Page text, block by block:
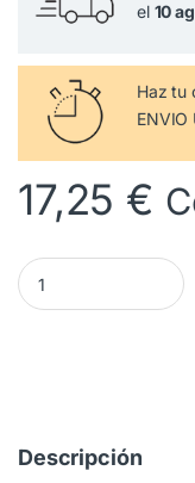
el 10
Haz tu
ENVIO
17,25 €
Bomba Desagüe
Descripción